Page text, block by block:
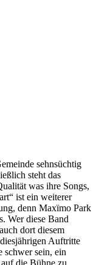
sehnsüchtig
steht das
was ihre Songs,
ist ein weiterer
denn Maxïmo Park
Wer diese Band
dort diesem
Auftritte
schwer sein, ein